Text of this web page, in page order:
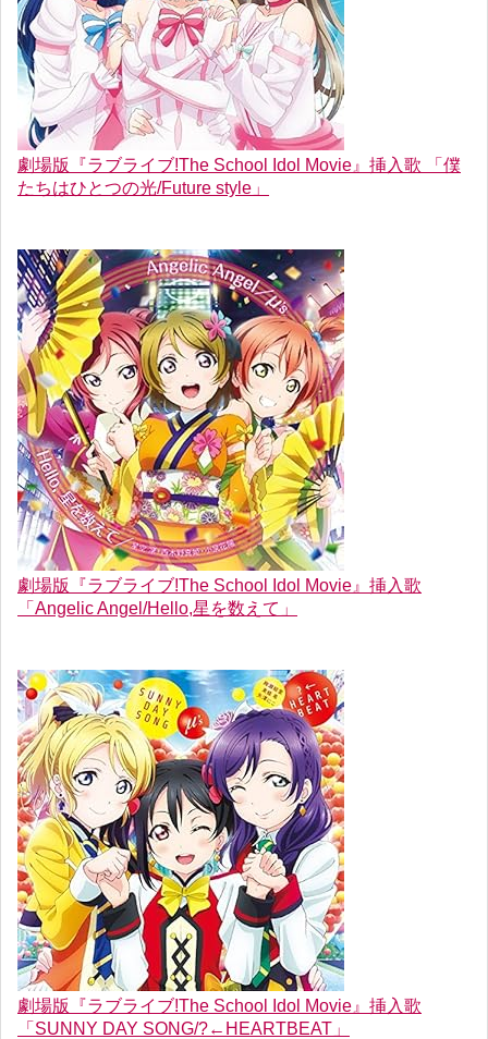
劇場版『ラブライブ!The School Idol Movie』挿入歌 「僕
たちはひとつの光/Future style」
劇場版『ラブライブ!The School Idol Movie』挿入歌
「Angelic Angel/Hello,星を数えて」
劇場版『ラブライブ!The School Idol Movie』挿入歌
「SUNNY DAY SONG/?←HEARTBEAT」